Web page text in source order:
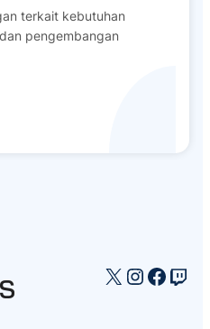
terkait kebutuhan
pengembangan
X